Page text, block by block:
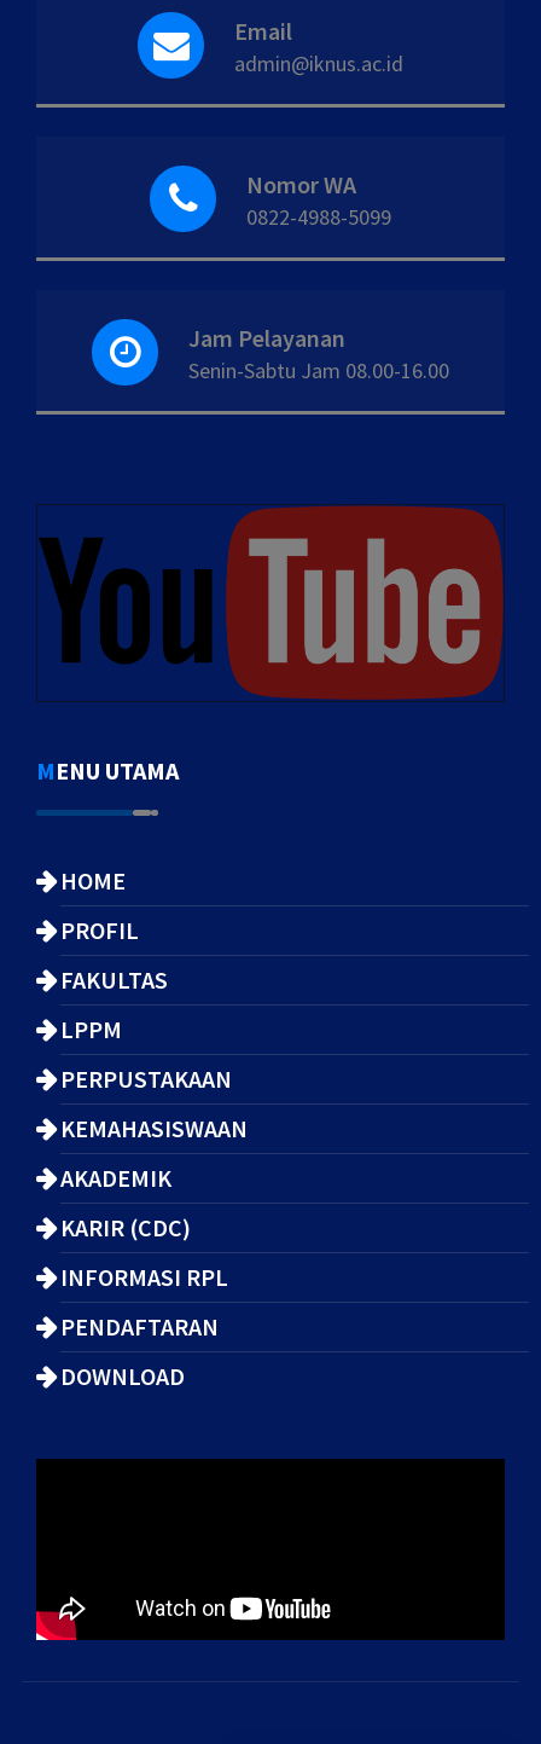
Email
admin@iknus.ac.id
Nomor WA
0822-4988-5099
Jam Pelayanan
Senin-Sabtu Jam 08.00-16.00
MENU UTAMA
HOME
PROFIL
FAKULTAS
LPPM
PERPUSTAKAAN
KEMAHASISWAAN
AKADEMIK
KARIR (CDC)
INFORMASI RPL
PENDAFTARAN
DOWNLOAD